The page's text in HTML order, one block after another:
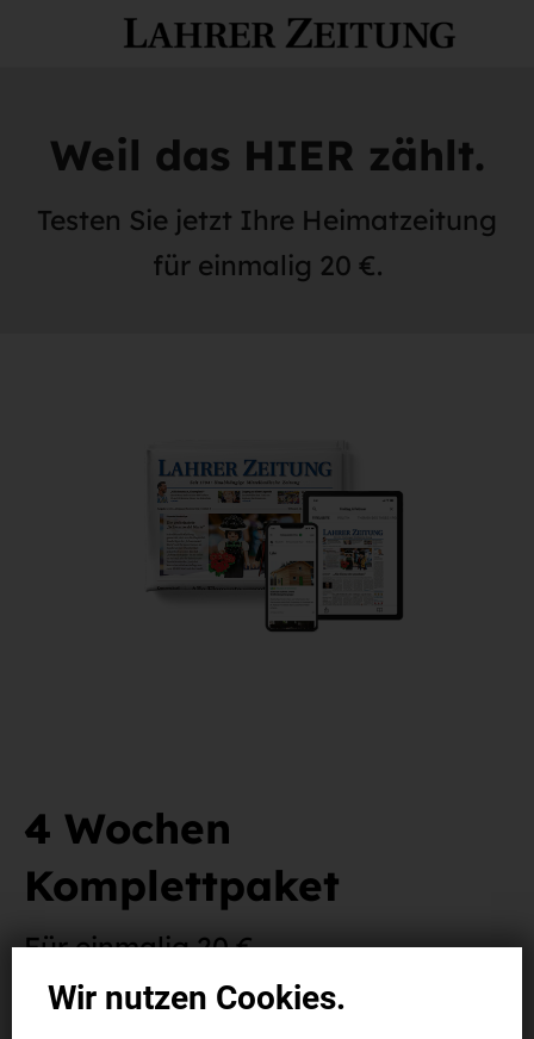
Weil das HIER zählt.
Testen Sie jetzt Ihre Heimatzeitung
für einmalig 20 €.
4 Wochen
Komplettpaket
Für einmalig 20 €.
Das Wichtigste aus der Region und der Welt in der
Wir nutzen Cookies.